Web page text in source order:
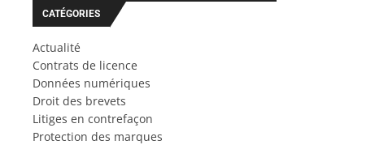
CATÉGORIES
Actualité
Contrats de licence
Données numériques
Droit des brevets
Litiges en contrefaçon
Protection des marques